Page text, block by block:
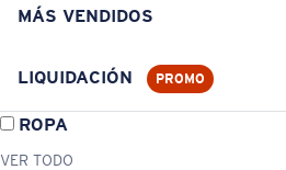
MÁS VENDIDOS
LIQUIDACIÓN PROMO
ROPA
VER TODO